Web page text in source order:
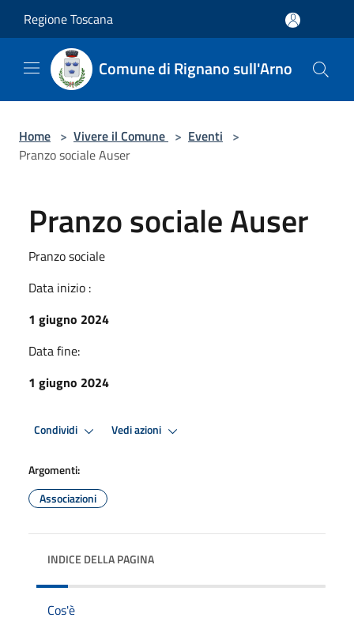
Regione Toscana
Comune di Rignano sull'Arno
Home > Vivere il Comune > Eventi >
Pranzo sociale Auser
Pranzo sociale Auser
Pranzo sociale
Data inizio :
1 giugno 2024
Data fine:
1 giugno 2024
Condividi Vedi azioni
Argomenti:
Associazioni
INDICE DELLA PAGINA
Cos'è